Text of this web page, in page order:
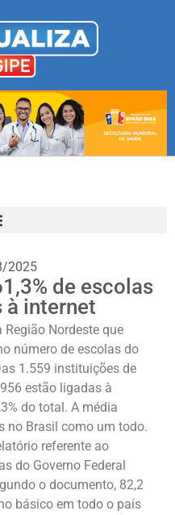
2025
de escolas
à internet
Nordeste que
número de escolas do
1.559 instituições de
estão ligadas à
do total. A média
no Brasil como um todo.
referente ao
do Governo Federal
o documento, 82,2
básico em todo o país